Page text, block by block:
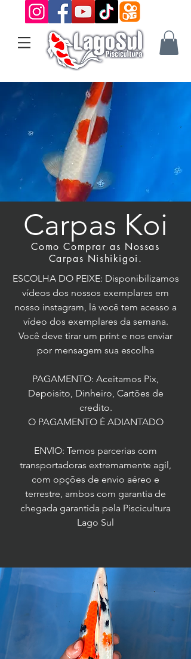
Carpas Koi
Como Comprar as Nossas
Carpas Nishikigoi.
ESCOLHA DO PEIXE: Disponibilizamos
vídeos dos nossos exemplares em
nosso instagram, lá você tem acesso a
vídeo dos exemplares da semana.
Você deve tirar um print e nos enviar
por mensagem sua escolha
PAGAMENTO: Aceitamos Pix,
Depoisito, Dinheiro, Cartões de
credito.
O PAGAMENTO É ADIANTADO
ENVIO: Temos parcerias com
transportadoras extremamente agil,
com opções de envio aéreo e
terrestre, ambos com garantia de
chegada garantida pela Piscicultura
Lago Sul